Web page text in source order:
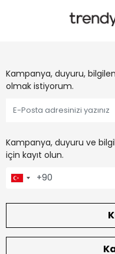
Kampanya, duyuru,
olmak istiyorum.
Kampanya, duyuru ve
için kayıt olun.